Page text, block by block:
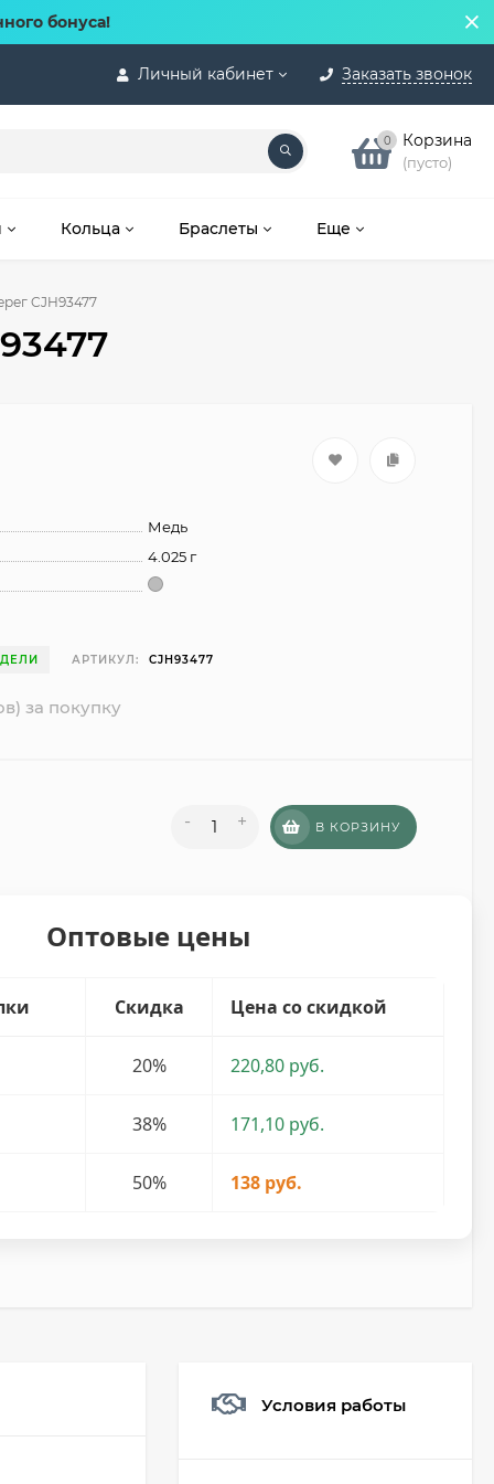
бонуса!
Личный кабинет Заказать звонок
0 Корзина
(пусто)
Кольца Браслеты Еще
CJH93477
Медь
4.025 г
АРТИКУЛ: CJH93477
за покупку
- + В КОРЗИНУ
Оптовые цены
Скидка Цена со скидкой
20% 220,80 руб.
38% 171,10 руб.
50% 138 руб.
Условия работы